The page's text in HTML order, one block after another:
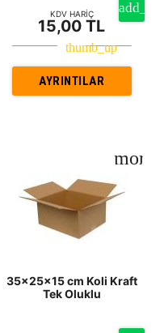
KDV HARİÇ
15,00 TL
AYRINTILAR
35x25x15 cm Koli Kraft
Tek Oluklu